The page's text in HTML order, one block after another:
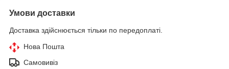
Умови доставки
Доставка здійснюється тільки по передоплаті.
Нова Пошта
Самовивіз